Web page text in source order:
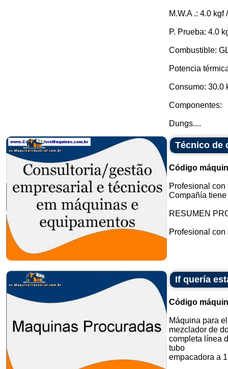
M.W.A .: 4.0 kgf
P. Prueba: 4.0
Combustible:
Potencia
Consumo: 30.0
Componentes:
Dungs....
Técnico de
Código
Profesional
Compañía
RESUMEN
Profesional
If quería
Código
Máquina para
mezclador de
completa línea
tubo
empacadora a